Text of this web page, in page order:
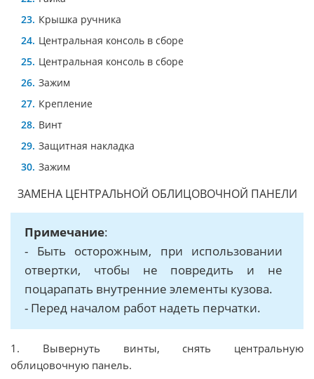
Крышка ручника
Центральная консоль в сборе
Центральная консоль в сборе
Зажим
Крепление
Винт
Защитная накладка
Зажим
ЗАМЕНА ЦЕНТРАЛЬНОЙ ОБЛИЦОВОЧНОЙ ПАНЕЛИ
Примечание:
- Быть осторожным, при использовании
отвертки, чтобы не повредить и не
поцарапать внутренние элементы кузова.
- Перед началом работ надеть перчатки.
1. Вывернуть винты, снять центральную
облицовочную панель.